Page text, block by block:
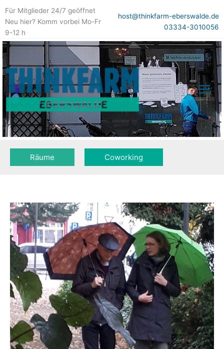
Für Mitglieder 24/7 geöffnet
Neu hier? Komm vorbei Mo-Fr
9-12 h
host@thinkfarm-eberswalde.de
03334-3010056
Räume Coworking